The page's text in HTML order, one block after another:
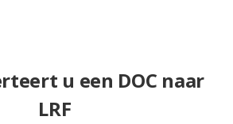
u een DOC naar
LRF